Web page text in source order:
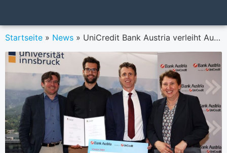
Startseite » News » UniCredit Bank Austria verleiht Auszeichnung „Student of the Year in Management and Economics“